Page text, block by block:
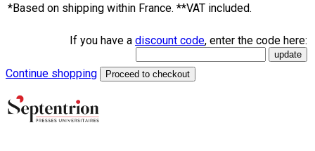
*Based on shipping within France. **VAT included.
If you have a discount code, enter the code here:
Continue shopping Proceed to checkout